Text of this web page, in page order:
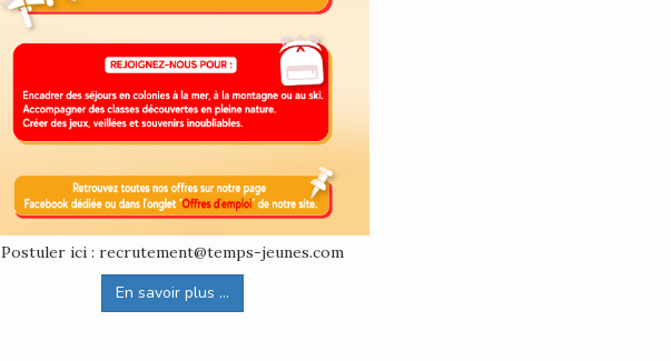
Postuler ici : recrutement@temps-jeunes.com
En savoir plus ...